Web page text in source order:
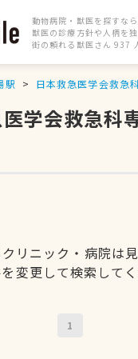
動物病院・獣医を探すな
獣医の診療方針や人柄を
街の頼れる獣医さん 937
駅 日本救急医学会救急
学会救急科
リニック・病院は
変更して検索してく
1